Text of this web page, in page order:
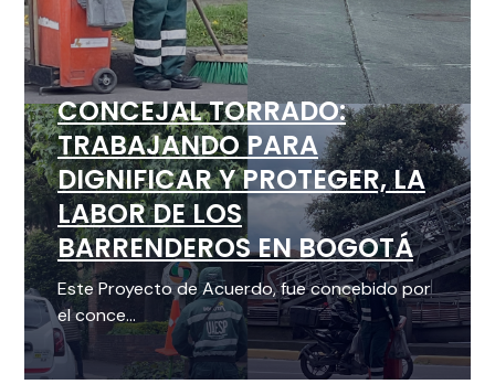
CONCEJAL TORRADO:
TRABAJANDO PARA
DIGNIFICAR Y PROTEGER, LA
LABOR DE LOS
BARRENDEROS EN BOGOTÁ
Este Proyecto de Acuerdo, fue concebido por
el conce...